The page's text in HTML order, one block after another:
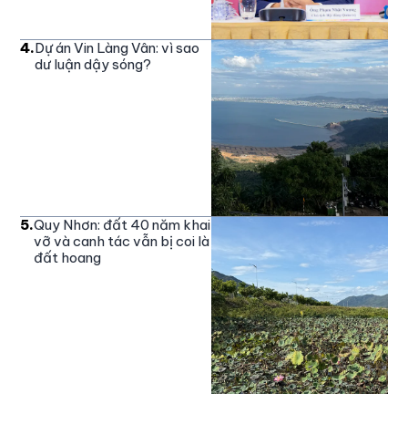
4.Dự án Vin Làng Vân: vì sao
dư luận dậy sóng?
5.Quy Nhơn: đất 40 năm khai
vỡ và canh tác vẫn bị coi là
đất hoang